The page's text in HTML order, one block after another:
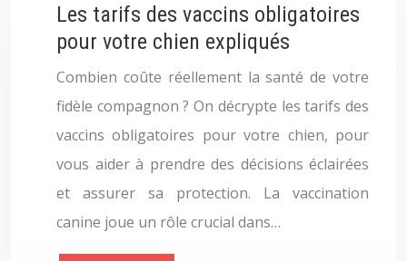
Les tarifs des vaccins obligatoires
pour votre chien expliqués
Combien coûte réellement la santé de votre
fidèle compagnon ? On décrypte les tarifs des
vaccins obligatoires pour votre chien, pour
vous aider à prendre des décisions éclairées
et assurer sa protection. La vaccination
canine joue un rôle crucial dans…